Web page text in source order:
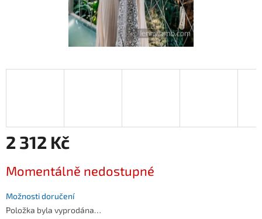
2 312 Kč
cena:
Momentálně nedostupné
Možnosti doručení
Položka byla vyprodána…